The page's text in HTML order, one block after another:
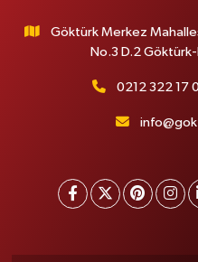
Göktürk Merkez
No.3 D.2
0212 322 17